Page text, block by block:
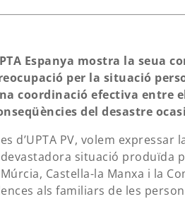
Espanya mostra la seua
per la situació
coordinació efectiva entre
del desastre
es d’UPTA PV, volem
devastadora situació produïda
Múrcia, Castella-la Manxa i la
als familiars de les